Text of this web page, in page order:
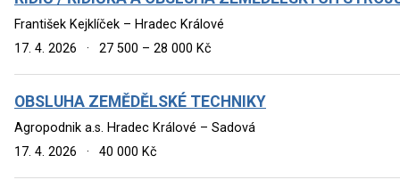
František Kejklíček – Hradec Králové
17. 4. 2026
· 27 500 – 28 000 Kč
OBSLUHA ZEMĚDĚLSKÉ TECHNIKY
Agropodnik a.s. Hradec Králové – Sadová
17. 4. 2026
· 40 000 Kč